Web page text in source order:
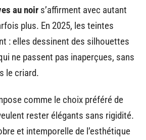
au noir s’affirment avec autant
plus. En 2025, les teintes
: elles dessinent des silhouettes
ne passent pas inaperçues, sans
le criard.
comme le choix préféré de
rester élégants sans rigidité.
et intemporelle de l’esthétique